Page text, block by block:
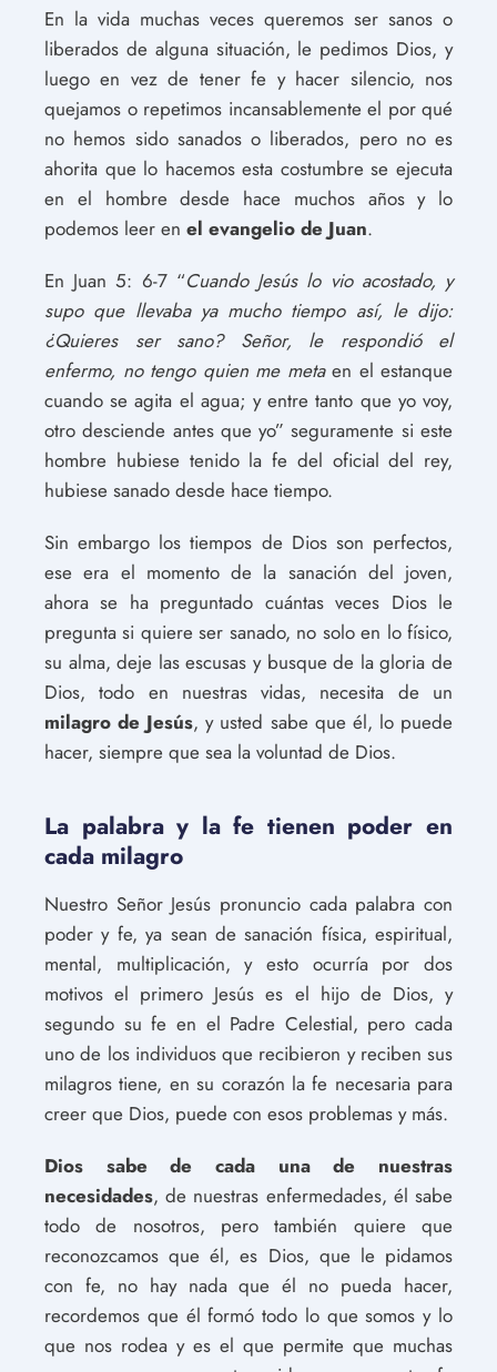
En la vida muchas veces queremos ser sanos o
liberados de alguna situación, le pedimos Dios, y
luego en vez de tener fe y hacer silencio, nos
quejamos o repetimos incansablemente el por qué
no hemos sido sanados o liberados, pero no es
ahorita que lo hacemos esta costumbre se ejecuta
en el hombre desde hace muchos años y lo
podemos leer en el evangelio de Juan.
En Juan 5: 6-7 “Cuando Jesús lo vio acostado, y
supo que llevaba ya mucho tiempo así, le dijo:
¿Quieres ser sano?Señor, le respondió el
enfermo, no tengo quien me metaen el estanque
cuando se agita el agua; y entre tanto que yo voy,
otro desciende antes que yo” seguramente si este
hombre hubiese tenido la fe del oficial del rey,
hubiese sanado desde hace tiempo.
Sin embargo los tiempos de Dios son perfectos,
ese era el momento de la sanación del joven,
ahora se ha preguntado cuántas veces Dios le
pregunta si quiere ser sanado, no solo en lo físico,
su alma, deje las escusas y busque de la gloria de
Dios, todo en nuestras vidas, necesita de un
milagro de Jesús, y usted sabe que él, lo puede
hacer, siempre que sea la voluntad de Dios.
La palabra y la fe tienen poder en
cada milagro
Nuestro Señor Jesús pronuncio cada palabra con
poder y fe, ya sean de sanación física, espiritual,
mental, multiplicación, y esto ocurría por dos
motivos el primero Jesús es el hijo de Dios, y
segundo su fe en el Padre Celestial, pero cada
uno de los individuos que recibieron y reciben sus
milagros tiene, en su corazón la fe necesaria para
creer que Dios, puede con esos problemas y más.
Dios sabe de cada una de nuestras
necesidades, de nuestras enfermedades, él sabe
todo de nosotros, pero también quiere que
reconozcamos que él, es Dios, que le pidamos
con fe, no hay nada que él no pueda hacer,
recordemos que él formó todo lo que somos y lo
que nos rodea y es el que permite que muchas